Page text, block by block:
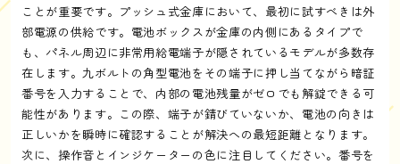
ことが重要です。プッシュ式金庫において、最初に試すべきは外
部電源の供給です。電池ボックスが金庫の内側にあるタイプで
も、パネル周辺に非常用給電端子が隠されているモデルが多数存
在します。九ボルトの角型電池をその端子に押し当てながら暗証
番号を入力することで、内部の電池残量がゼロでも解錠できる可
能性があります。この際、端子が錆びていないか、電池の向きは
正しいかを瞬時に確認することが解決への最短距離となります。
次に、操作音とインジケーターの色に注目してください。番号を